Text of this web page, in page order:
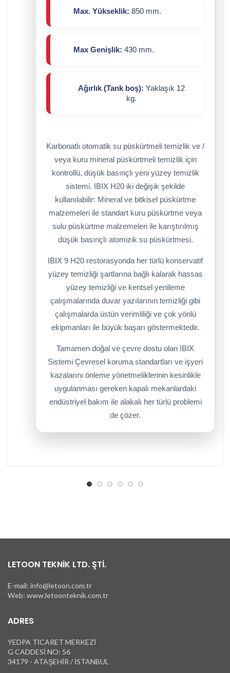
Max. Yükseklik: 850 mm.
Max Genişlik: 430 mm.
Ağırlık (Tank boş): Yaklaşık 12
kg.
Karbonatlı otomatik su püskürtmeli temizlik ve /
veya kuru mineral püskürtmeli temizlik için
kontrollü, düşük basınçlı yeni yüzey temizlik
sistemi. IBIX H20 iki değişik şekilde
kullanılabilir: Mineral ve bitkisel püskürtme
malzemeleri ile standart kuru püskürtme veya
sulu püskürtme malzemeleri ile karıştırılmış
düşük basınçlı atomizik su püskürtmesi.
IBIX 9 H20 restorasyonda her türlü konservatif
yüzey temizliği şartlarına bağlı kalarak hassas
yüzey temizliği ve kentsel yenileme
çalışmalarında duvar yazılarının temizliği gibi
çalışmalarda üstün verimliliği ve çok yönlü
ekipmanları ile büyük başarı göstermektedir.
Tamamen doğal ve çevre dostu olan IBIX
Sistemi Çevresel koruma standartları ve işyeri
kazalarını önleme yönetmeliklerinin kesinlikle
uygulanması gereken kapalı mekanlardaki
endüstriyel bakım ile alakalı her türlü problemi
de çözer.
LETOON TEKNİK LTD. ŞTİ.
E-mail: info@letoon.com.tr
Web: www.letoonteknik.com.tr
ADRES
YEDPA TİCARET MERKEZİ
G CADDESİ NO: 56
34179 - ATAŞEHİR / İSTANBUL